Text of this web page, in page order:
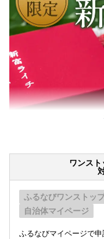
ワンス
ふるなびワンストッ
自治体マイページ
ふるなびマイページで